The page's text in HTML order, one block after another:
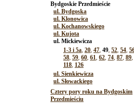
Bydgoskie Przedmieście
ul. Bydgoska
ul. Klonowica
ul. Kochanowskiego
ul. Kujota
ul. Mickiewicza
1-3 i 5a, 20, 47, 49, 52, 54,
58, 59, 60, 61, 62, 74, 87, 89,
118, 126
ul. Sienkiewicza
ul. Słowackiego
Cztery pory roku na Bydgoskim
Przedmieściu